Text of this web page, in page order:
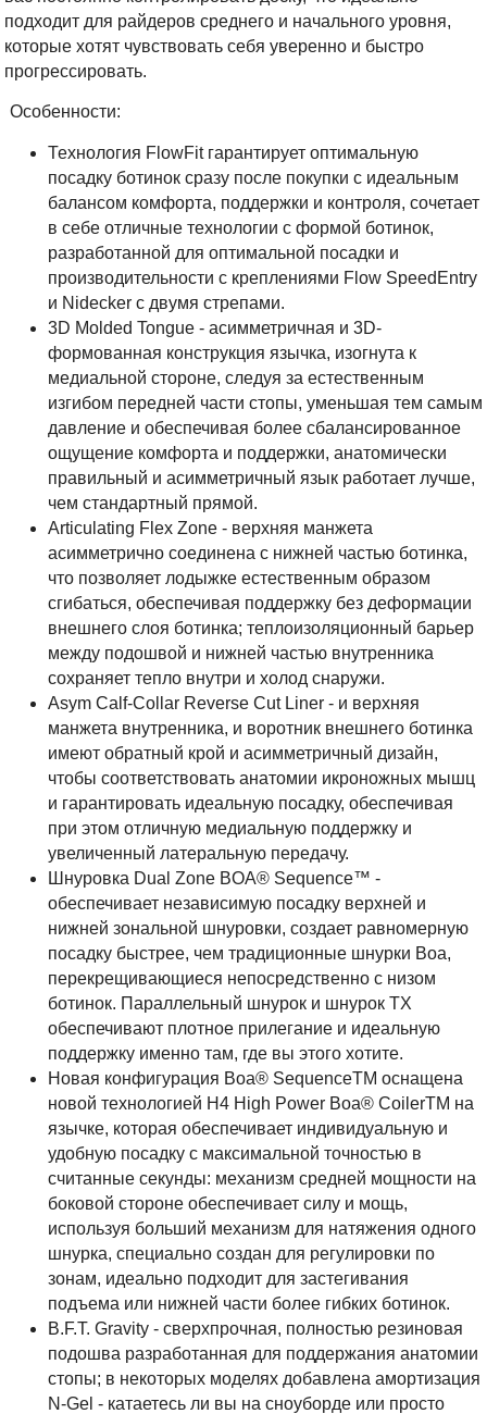
подходит для райдеров среднего и начального уровня,
которые хотят чувствовать себя уверенно и быстро
прогрессировать.
Особенности:
Технология FlowFit гарантирует оптимальную
посадку ботинок сразу после покупки с идеальным
балансом комфорта, поддержки и контроля, сочетает
в себе отличные технологии с формой ботинок,
разработанной для оптимальной посадки и
производительности с креплениями Flow SpeedEntry
и Nidecker с двумя стрепами.
3D Molded Tongue - асимметричная и 3D-
формованная конструкция язычка, изогнута к
медиальной стороне, следуя за естественным
изгибом передней части стопы, уменьшая тем самым
давление и обеспечивая более сбалансированное
ощущение комфорта и поддержки, анатомически
правильный и асимметричный язык работает лучше,
чем стандартный прямой.
Articulating Flex Zone - верхняя манжета
асимметрично соединена с нижней частью ботинка,
что позволяет лодыжке естественным образом
сгибаться, обеспечивая поддержку без деформации
внешнего слоя ботинка; теплоизоляционный барьер
между подошвой и нижней частью внутренника
сохраняет тепло внутри и холод снаружи.
Asym Calf-Collar Reverse Cut Liner - и верхняя
манжета внутренника, и воротник внешнего ботинка
имеют обратный крой и асимметричный дизайн,
чтобы соответствовать анатомии икроножных мышц
и гарантировать идеальную посадку, обеспечивая
при этом отличную медиальную поддержку и
увеличенный латеральную передачу.
Шнуровка Dual Zone BOA® Sequence™ -
обеспечивает независимую посадку верхней и
нижней зональной шнуровки, создает равномерную
посадку быстрее, чем традиционные шнурки Boa,
перекрещивающиеся непосредственно с низом
ботинок. Параллельный шнурок и шнурок TX
обеспечивают плотное прилегание и идеальную
поддержку именно там, где вы этого хотите.
Новая конфигурация Boa® SequenceTM оснащена
новой технологией H4 High Power Boa® CoilerTM на
язычке, которая обеспечивает индивидуальную и
удобную посадку с максимальной точностью в
считанные секунды: механизм средней мощности на
боковой стороне обеспечивает силу и мощь,
используя больший механизм для натяжения одного
шнурка, специально создан для регулировки по
зонам, идеально подходит для застегивания
подъема или нижней части более гибких ботинок.
B.F.T. Gravity - сверхпрочная, полностью резиновая
подошва разработанная для поддержания анатомии
стопы; в некоторых моделях добавлена амортизация
N-Gel - катаетесь ли вы на сноуборде или просто